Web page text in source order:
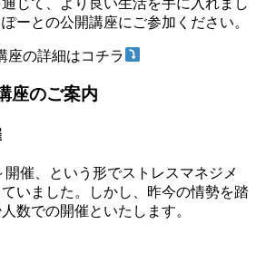
ーとの公開講座にご参加ください。
座の詳細はコチラ
座のご案内
催、という形でストレスマネジメ
いました。しかし、昨今の情勢を踏
数での開催といたします。